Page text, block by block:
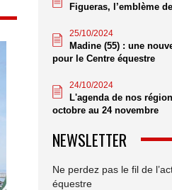
Figueras, l’emblème
25/10/2024
Madine (55) : une
pour le Centre équestre
24/10/2024
L'agenda de nos
octobre au 24 novembre
NEWSLETTER
Ne perdez pas le fil de
équestre